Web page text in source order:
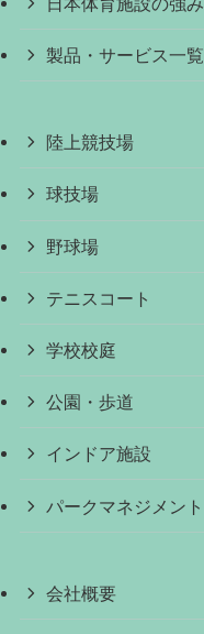
製品・サービス一覧
陸上競技場
球技場
野球場
テニスコート
学校校庭
公園・歩道
インドア施設
パークマネジメント
会社概要